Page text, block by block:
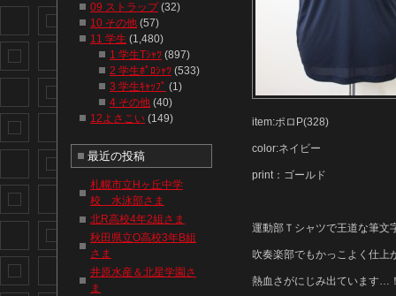
item:ポロP(328)
color:ネイビー
print：ゴールド
運動部Ｔシャツで王道な筆文
吹奏楽部でもかっこよく仕上
熱血さがにじみ出ています…
09 ストラップ(32)
10 その他 (57)
11 学生 (1,480)
1 学生Tｼｬﾂ (897)
2 学生ﾎﾟﾛｼｬﾂ (533)
3 学生ｷｬｯﾌﾟ (1)
4 その他 (40)
12よさこい (149)
最近の投稿
札幌市立Hヶ丘中学
校 水泳部さま
北R高校4年2組さま
秋田県立O高校3年B組
さま
井原水産＆北星学園さ
ま